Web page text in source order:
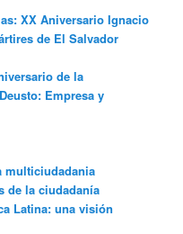
XX Aniversario Ignacio
de El Salvador
de la
Empresa y
multiciudadania
de la ciudadanía
Latina: una visión